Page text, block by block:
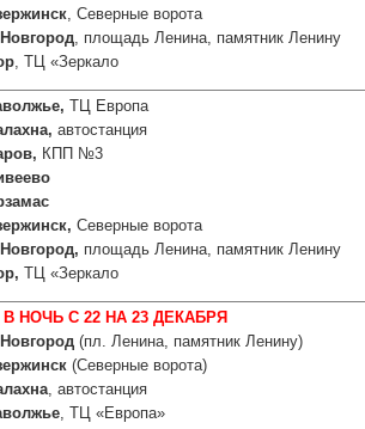
, Северные ворота
, площадь Ленина, памятник Ленину
, ТЦ «Зеркало
ТЦ Европа
автостанция
КПП №3
Северные ворота
площадь Ленина, памятник Ленину
ТЦ «Зеркало
НОЧЬ С 22 НА 23 ДЕКАБРЯ
(пл. Ленина, памятник Ленину)
(Северные ворота)
, автостанция
, ТЦ «Европа»